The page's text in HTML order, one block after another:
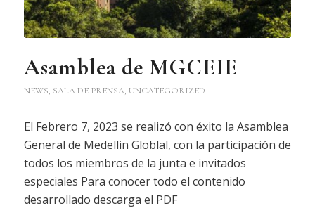
Asamblea de MGCEIE
NEWS, SALA DE PRENSA, UNCATEGORIZED
El Febrero 7, 2023 se realizó con éxito la Asamblea
General de Medellin Globlal, con la participación de
todos los miembros de la junta e invitados
especiales Para conocer todo el contenido
desarrollado descarga el PDF